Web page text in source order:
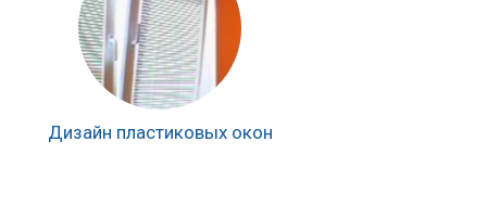
Дизайн пластиковых окон